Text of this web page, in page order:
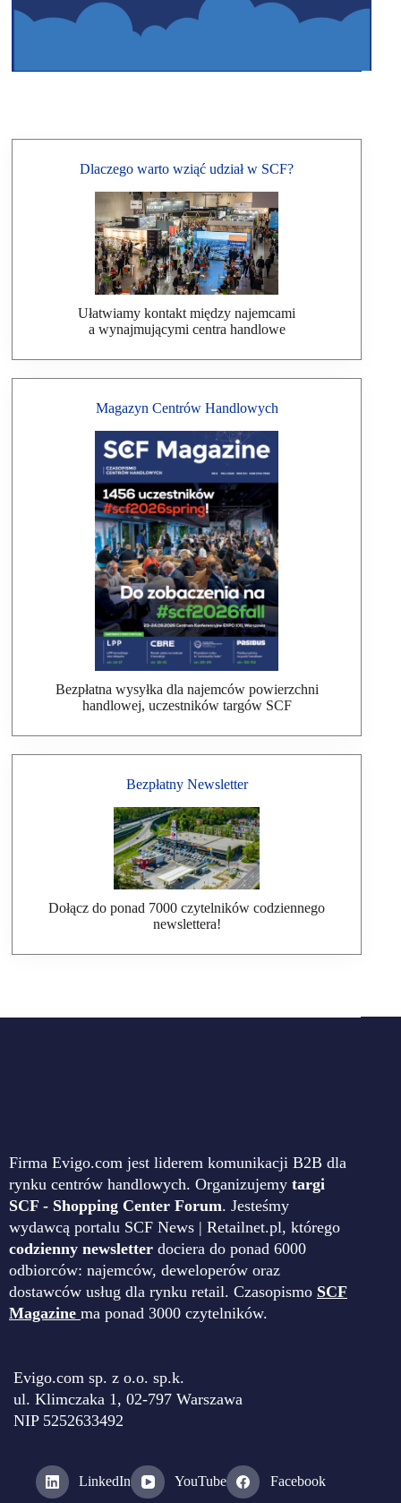
Dlaczego warto wziąć udział w SCF?
Ułatwiamy kontakt między najemcami
a wynajmującymi centra handlowe
Magazyn Centrów Handlowych
Bezpłatna wysyłka dla najemców powierzchni
handlowej, uczestników targów SCF
Bezpłatny Newsletter
Dołącz do ponad 7000 czytelników codziennego
newslettera!
Firma Evigo.com jest liderem komunikacji B2B dla
rynku centrów handlowych. Organizujemy targi
SCF - Shopping Center Forum. Jesteśmy
wydawcą portalu SCF News | Retailnet.pl, którego
codzienny newsletter dociera do ponad 6000
odbiorców: najemców, deweloperów oraz
dostawców usług dla rynku retail. Czasopismo SCF
Magazine ma ponad 3000 czytelników.
Evigo.com sp. z o.o. sp.k.
ul. Klimczaka 1, 02-797 Warszawa
NIP 5252633492
LinkedIn YouTube Facebook